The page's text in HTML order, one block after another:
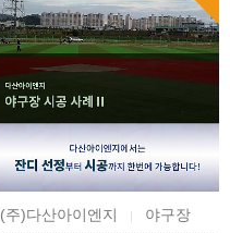
(주)다산아이엔지 | 야구장